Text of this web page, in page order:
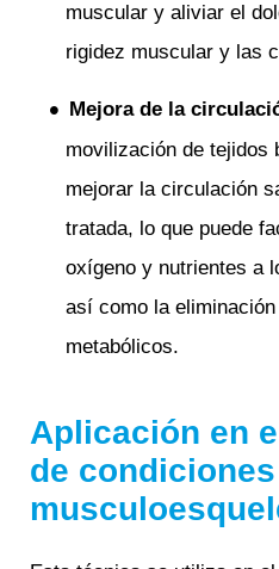
muscular y aliviar el
rigidez muscular y las
Mejora de la
movilización de tejidos
mejorar la circulación
tratada, lo que puede
oxígeno y nutrientes a
así como la
metabólicos.
Aplicación en
de condiciones